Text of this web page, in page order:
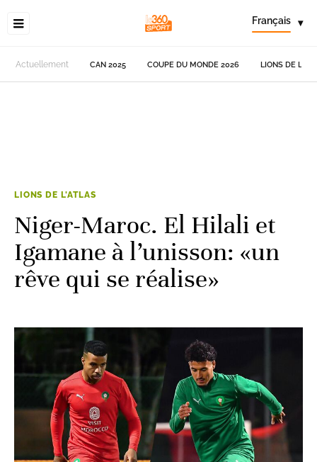
Français ▾
Actuellement CAN 2025 COUPE DU MONDE 2026 LIONS DE
LIONS DE L'ATLAS
Niger-Maroc. El Hilali et
Igamane à l’unisson: «un
rêve qui se réalise»